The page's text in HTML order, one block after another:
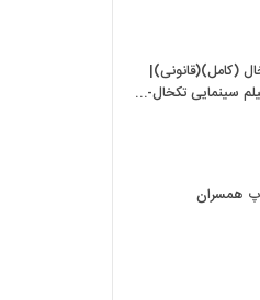
کیفیت عالی
(کامل)(قانونی)|
سینمایی تکخال-
همسران